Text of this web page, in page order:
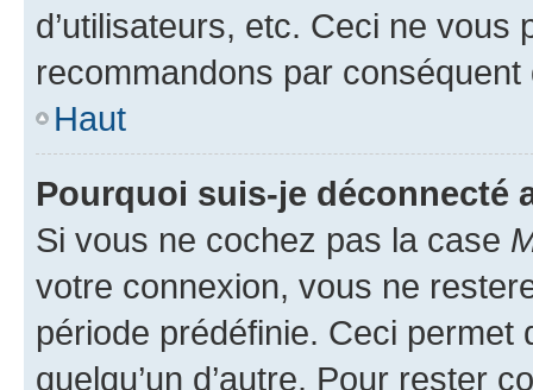
d’utilisateurs, etc. Ceci ne vous
recommandons par conséquent
Haut
Pourquoi suis-je déconnecté
Si vous ne cochez pas la case
votre connexion, vous ne
période prédéfinie. Ceci permet
quelqu’un d’autre. Pour rester